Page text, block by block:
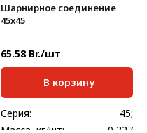
Шарнирное соединение
45х45
65.58 Br./шт
В корзину
Серия:
45;
Масса, кг/шт:
0,327